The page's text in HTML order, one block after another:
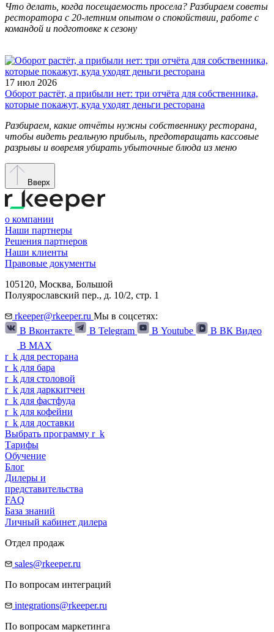
Что делать, когда посещаемость просела? Разбираем советы
ресторатора с 20-летним опытом о спокойствии, работе с
командой и подготовке к сезону
17 июл 2026
Оборот растёт, а прибыли нет: три отчёта для собственника,
которые покажут, куда уходят деньги ресторана
Разбираем, какие отчёты нужны собственнику ресторана,
чтобы видеть реальную прибыль, предотвращать кассовые
разрывы и вовремя убирать убыточные блюда из меню
Вверх
о компании
Наши партнеры
Решения партнеров
Наши клиенты
Правовые документы
105120, Москва, Большой
Полуярославский пер., д. 10/2, стр. 1
rkeeper@rkeeper.ru Мы в соцсетях:
В Вконтакте
В Telegram В Youtube
В ВК Видео
В MAX
r_ k для ресторана
r_ k для бара
r_ k для столовой
r_ k для дарккитчен
r_ k для фастфуда
r_ k для кофейни
r_ k для доставки
Выбрать программу r_ k
Тарифы
Обучение
Блог
Дилеры и
представительства
FAQ
База знаний
Личный кабинет дилера
Отдел продаж
sales@rkeeper.ru
По вопросам интеграций
integrations@rkeeper.ru
По вопросам маркетинга